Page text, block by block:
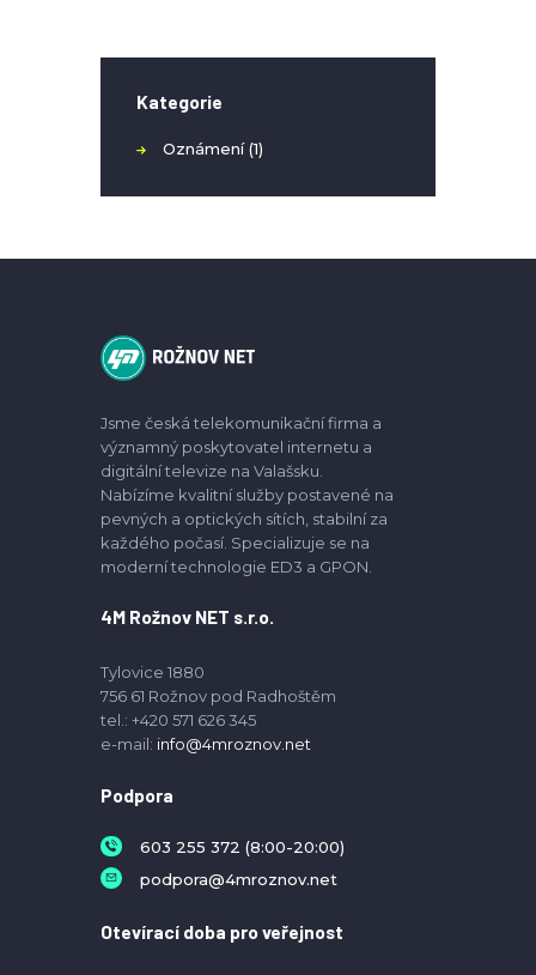
Kategorie
Oznámení(1)
Jsme česká telekomunikační firma a
významný poskytovatel internetu a
digitální televize na Valašsku.
Nabízíme kvalitní služby postavené na
pevných a optických sítích, stabilní za
každého počasí. Specializuje se na
moderní technologie ED3 a GPON.
4M Rožnov NET s.r.o.
Tylovice 1880
756 61 Rožnov pod Radhoštěm
tel.: +420 571 626 345
e-mail: info@4mroznov.net
Podpora
603 255 372 (8:00-20:00)
podpora@4mroznov.net
Otevírací doba pro veřejnost